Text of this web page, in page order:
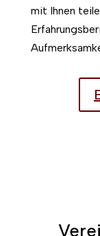
mit Ihnen